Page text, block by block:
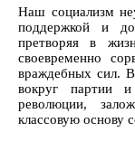
Наш социализм
поддержкой и
претворяя в
своевременно
враждебных сил.
вокруг партии и
революции,
классовую основу